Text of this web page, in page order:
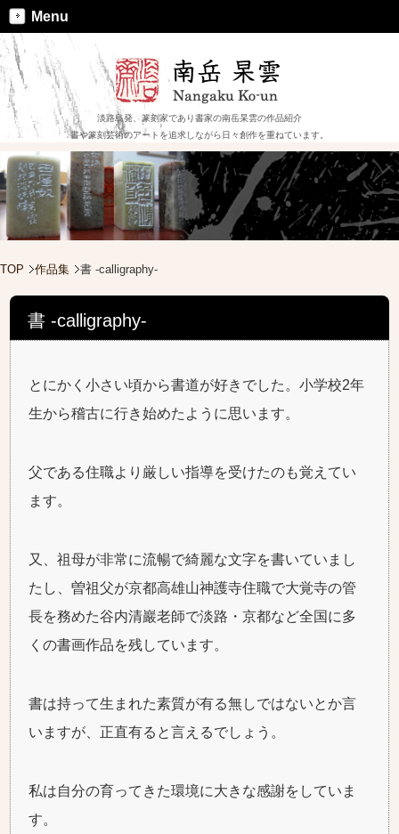
淡路島発、篆刻家であり書家の南岳杲雲の作品紹介
書や篆刻芸術のアートを追求しながら日々創作を重ねています。
Menu
TOP 作品集 書 -calligraphy-
書 -calligraphy-
とにかく小さい頃から書道が好きでした。小学校2年
生から稽古に行き始めたように思います。
父である住職より厳しい指導を受けたのも覚えてい
ます。
又、祖母が非常に流暢で綺麗な文字を書いていまし
たし、曽祖父が京都高雄山神護寺住職で大覚寺の管
長を務めた谷内清巖老師で淡路・京都など全国に多
くの書画作品を残しています。
書は持って生まれた素質が有る無しではないとか言
いますが、正直有ると言えるでしょう。
私は自分の育ってきた環境に大きな感謝をしていま
す。